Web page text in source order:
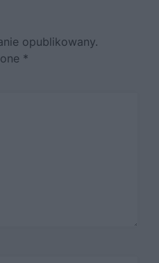
opublikowany.
*